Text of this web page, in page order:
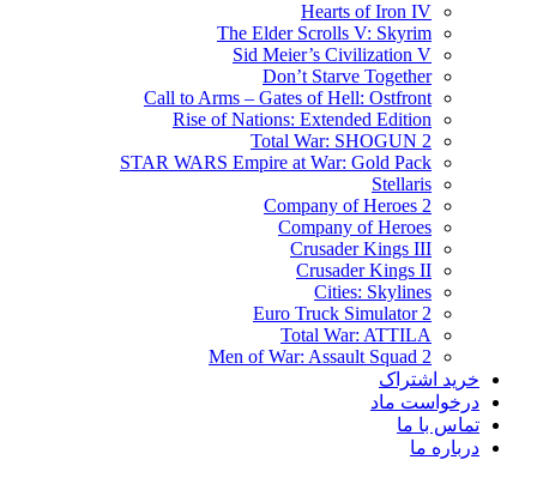
Hearts of Iron IV
The Elder Scrolls V: Skyrim
Sid Meier’s Civilization V
Don’t Starve Together
Call to Arms – Gates of Hell: Ostfront
Rise of Nations: Extended Edition
Total War: SHOGUN 2
STAR WARS Empire at War: Gold Pack
Stellaris
Company of Heroes 2
Company of Heroes
Crusader Kings III
Crusader Kings II
Cities: Skylines
Euro Truck Simulator 2
Total War: ATTILA
Men of War: Assault Squad 2
خرید اشتراک
درخواست ماد
تماس با ما
درباره ما